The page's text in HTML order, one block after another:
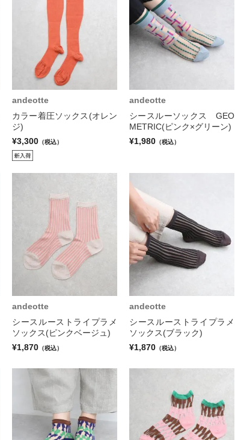
andeotte
カラー着圧ソックス(オレン
ジ)
¥3,300 （税込）
andeotte
シースルーソックス GEO
METRIC(ピンク×グリーン)
¥1,980 （税込）
andeotte
シースルーストライプラメ
ソックス(ピンクベージュ)
¥1,870 （税込）
andeotte
シースルーストライプラメ
ソックス(ブラック)
¥1,870 （税込）